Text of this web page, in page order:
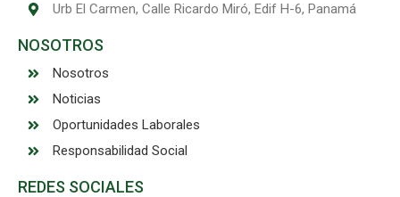
Urb El Carmen, Calle Ricardo Miró, Edif H-6, Panamá
NOSOTROS
Nosotros
Noticias
Oportunidades Laborales
Responsabilidad Social
REDES SOCIALES